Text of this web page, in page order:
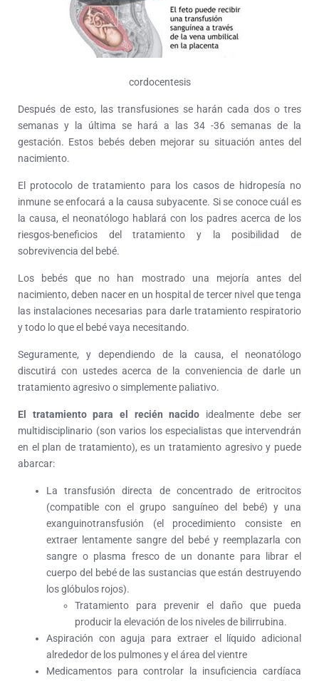
cordocentesis
Después de esto, las transfusiones se harán cada dos o tres
semanas y la última se hará a las 34 -36 semanas de la
gestación. Estos bebés deben mejorar su situación antes del
nacimiento.
El protocolo de tratamiento para los casos de hidropesía no
inmune se enfocará a la causa subyacente. Si se conoce cuál es
la causa, el neonatólogo hablará con los padres acerca de los
riesgos-beneficios del tratamiento y la posibilidad de
sobrevivencia del bebé.
Los bebés que no han mostrado una mejoría antes del
nacimiento, deben nacer en un hospital de tercer nivel que tenga
las instalaciones necesarias para darle tratamiento respiratorio
y todo lo que el bebé vaya necesitando.
Seguramente, y dependiendo de la causa, el neonatólogo
discutirá con ustedes acerca de la conveniencia de darle un
tratamiento agresivo o simplemente paliativo.
El tratamiento para el recién nacido idealmente debe ser
multidisciplinario (son varios los especialistas que intervendrán
en el plan de tratamiento), es un tratamiento agresivo y puede
abarcar:
La transfusión directa de concentrado de eritrocitos
(compatible con el grupo sanguíneo del bebé) y una
exanguinotransfusión (el procedimiento consiste en
extraer lentamente sangre del bebé y reemplazarla con
sangre o plasma fresco de un donante para librar el
cuerpo del bebé de las sustancias que están destruyendo
los glóbulos rojos).
Tratamiento para prevenir el daño que pueda
producir la elevación de los niveles de bilirrubina.
Aspiración con aguja para extraer el líquido adicional
alrededor de los pulmones y el área del vientre
Medicamentos para controlar la insuficiencia cardíaca